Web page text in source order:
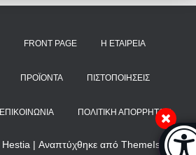
FRONT PAGE Η ΕΤΑΙΡΕΊΑ
ΠΡΟΪΌΝΤΑ ΠΙΣΤΟΠΟΙΉΣΕΙΣ
ΕΠΙΚΟΙΝΩΝΊΑ ΠΟΛΙΤΙΚΉ ΑΠΟΡΡΉΤΟΥ
Hestia | Αναπτύχθηκε από ThemeIsle